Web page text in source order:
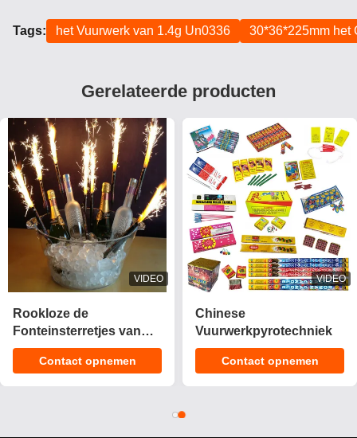
Tags: het Vuurwerk van 1.4g Un0336 30*36*225mm het
Gerelateerde producten
VIDEO
2025 Nieuwe 1.4 Pro
Cake Fireworks 200
Shots Cake
Pyrotechniek
Contact opnemen
VIDEO
CE Goedgekeurd 1.4g
UN0336 Aanpasbare
Effecten Cake Vuurwerk
Pyrotechnics voor
Contact opnemen